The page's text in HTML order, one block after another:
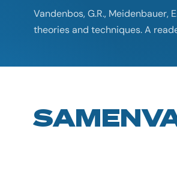
Vandenbos, G.R., Meidenbauer,
theories and techniques. A